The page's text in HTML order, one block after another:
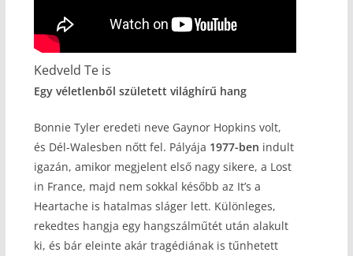
Kedveld Te is
Egy véletlenből született világhírű hang
Bonnie Tyler eredeti neve Gaynor Hopkins volt,
és Dél-Walesben nőtt fel. Pályája 1977-ben indult
igazán, amikor megjelent első nagy sikere, a Lost
in France, majd nem sokkal később az It’s a
Heartache is hatalmas sláger lett. Különleges,
rekedtes hangja egy hangszálműtét után alakult
ki, és bár eleinte akár tragédiának is tűnhetett